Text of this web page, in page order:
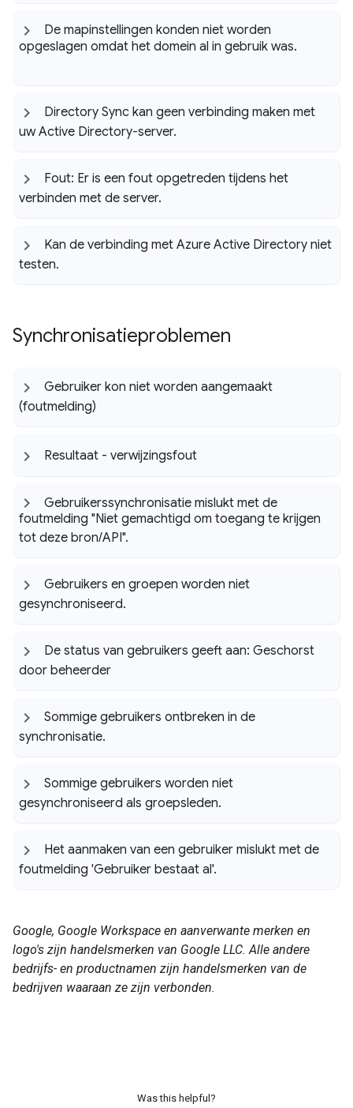
De mapinstellingen konden niet worden
opgeslagen omdat het domein al in gebruik was.
Directory Sync kan geen verbinding maken met
uw Active Directory-server.
Fout: Er is een fout opgetreden tijdens het
verbinden met de server.
Kan de verbinding met Azure Active Directory niet
testen.
Synchronisatieproblemen
Gebruiker kon niet worden aangemaakt
(foutmelding)
Resultaat - verwijzingsfout
Gebruikerssynchronisatie mislukt met de
foutmelding "Niet gemachtigd om toegang te krijgen
tot deze bron/API".
Gebruikers en groepen worden niet
gesynchroniseerd.
De status van gebruikers geeft aan: Geschorst
door beheerder
Sommige gebruikers ontbreken in de
synchronisatie.
Sommige gebruikers worden niet
gesynchroniseerd als groepsleden.
Het aanmaken van een gebruiker mislukt met de
foutmelding 'Gebruiker bestaat al'.
Google, Google Workspace en aanverwante merken en
logo's zijn handelsmerken van Google LLC. Alle andere
bedrijfs- en productnamen zijn handelsmerken van de
bedrijven waaraan ze zijn verbonden.
Was this helpful?